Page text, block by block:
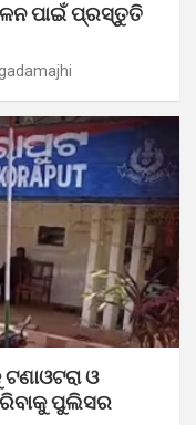
ପାଇଁ ପ୍ରସ୍ତୁତି
ଓ
ପୁଲିସର